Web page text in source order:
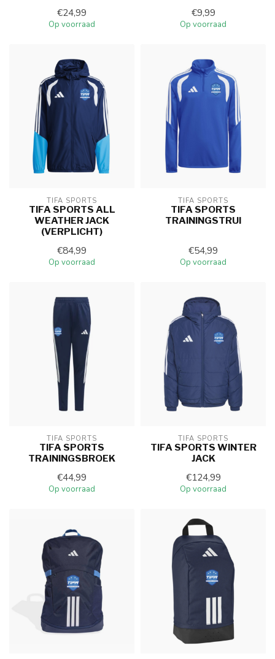
€24,99
Op voorraad
€9,99
Op voorraad
TIFA SPORTS
TIFA SPORTS ALL
WEATHER JACK
(VERPLICHT)
€84,99
Op voorraad
TIFA SPORTS
TIFA SPORTS
TRAININGSTRUI
€54,99
Op voorraad
TIFA SPORTS
TIFA SPORTS
TRAININGSBROEK
€44,99
Op voorraad
TIFA SPORTS
TIFA SPORTS WINTER
JACK
€124,99
Op voorraad